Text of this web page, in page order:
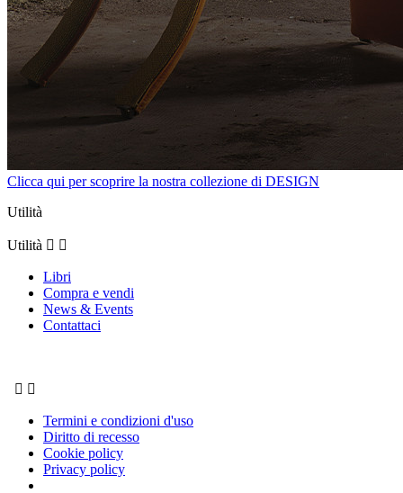
Clicca qui per scoprire la nostra collezione di DESIGN
Utilità
Utilità  
Libri
Compra e vendi
News & Events
Contattaci
 
Termini e condizioni d'uso
Diritto di recesso
Cookie policy
Privacy policy